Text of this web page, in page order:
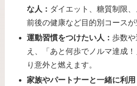
な人： ダイエット、糖質制限
前後の健康など目的別コースが
運動習慣をつけたい人：歩数
え、「あと何歩でノルマ達成
り意外と燃えます。
家族やパートナーと一緒に利